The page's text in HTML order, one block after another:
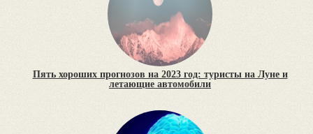
Пять хороших прогнозов на 2023 год: туристы на Луне и
летающие автомобили